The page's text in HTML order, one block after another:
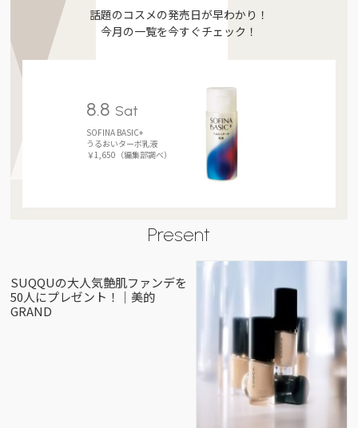
話題のコスメの発売日が早わかり！
今月の一覧を今すぐチェック！
8.8 Sat
SOFINA BASIC+
うるおいターボ乳液
￥1,650（編集部調べ）
Present
SUQQUの大人気艶肌ファンデを
50人にプレゼント！｜美的
GRAND